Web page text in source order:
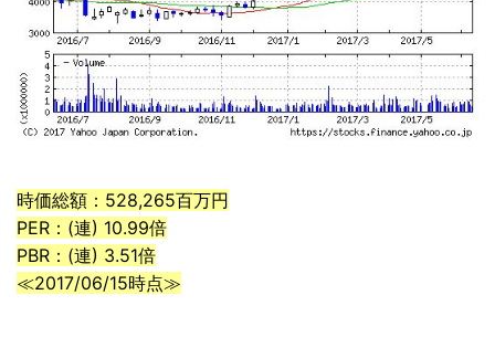
時価総額：528,265百万円
PER：(連) 10.99倍
PBR：(連) 3.51倍
≪2017/06/15時点≫